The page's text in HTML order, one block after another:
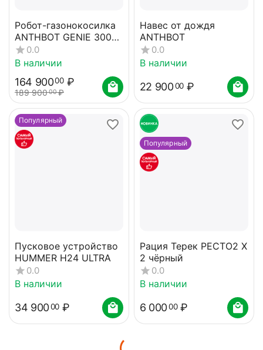
Робот-газонокосилка
ANTHBOT GENIE 3000
(GPS+RTK+4cam)
0.0
В наличии
164 90000 ₽
189 90000₽
Навес от дождя
ANTHBOT
0.0
В наличии
22 90000 ₽
Популярный
Пусковое устройство
HUMMER H24 ULTRA
0.0
В наличии
34 90000 ₽
Популярный
Рация Терек РЕСТО2 X
2 чёрный
0.0
В наличии
6 00000 ₽